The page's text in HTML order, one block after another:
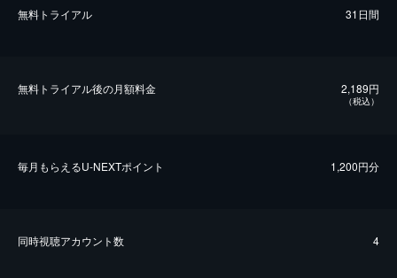
無料トライアル 31日間
無料トライアル後の⽉額料金 2,189円
（税込）
毎⽉もらえるU-NEXTポイント 1,200円分
同時視聴アカウント数 4